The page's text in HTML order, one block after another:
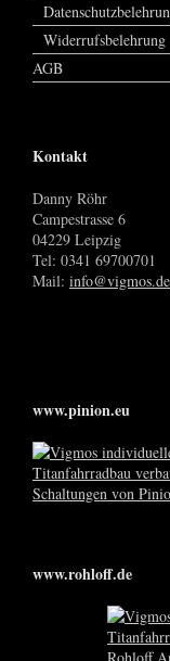
Widerrufsbelehrung
AGB
Kontakt
Danny Röhr
Campestrasse 6
04229 Leipzig
Tel: 0341 69700701
Mail: info@vigmos.de
www.pinion.eu
www.rohloff.de